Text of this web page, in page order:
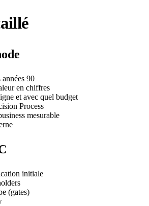
90
en chiffres
et avec quel budget
Process
mesurable
initiale
(gates)